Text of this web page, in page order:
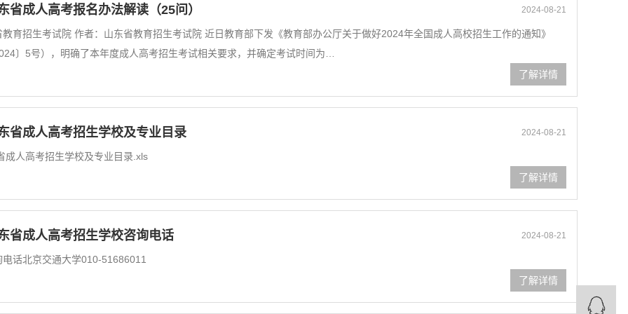
2024-08-21
省成人高考报名办法解读（25问）
育招生考试院 作者：山东省教育招生考试院 近日教育部下发《教育部办公厅关于做好2024年全国成人高校招生工作的通知》
〕5号），明确了本年度成人高考招生考试相关要求，并确定考试时间为…
了解详情
2024-08-21
省成人高考招生学校及专业目录
成人高考招生学校及专业目录.xls
了解详情
2024-08-21
省成人高考招生学校咨询电话
话北京交通大学010-51686011
了解详情